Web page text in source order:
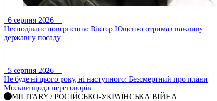
6 серпня 2026
Несподіване повернення: Віктор Ющенко отримав важливу
державну посаду
5 серпня 2026
Не буде ні цього року, ні наступного: Безсмертний про плани
Москви щодо переговорів
MILITARY / РОСІЙСЬКО-УКРАЇНСЬКА ВІЙНА